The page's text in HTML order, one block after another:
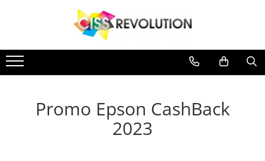
Jet Cerneala
DYE
EPSON
MEDII DE PRINTARE
HARTIE SUBLIMARE
HARTIE FOTO
FLATBED
ECHIPAMENTE
Casete reziduale
Cartuse originale
Jet Cerneala
DYE
HP
SUBLIMARE
MEDII DE PRINTARE
HARTIE SUBLIMARE
HARTIE FOTO
FLATBED
ECHIPAMENTE
Promo Epson CashBack
2023